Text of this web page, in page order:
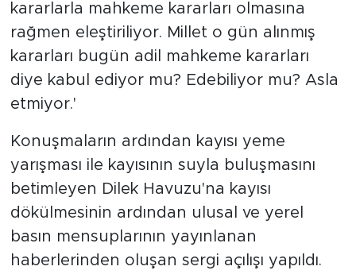
kararlarla mahkeme kararları olmasına
rağmen eleştiriliyor. Millet o gün alınmış
kararları bugün adil mahkeme kararları
diye kabul ediyor mu? Edebiliyor mu? Asla
etmiyor.'
Konuşmaların ardından kayısı yeme
yarışması ile kayısının suyla buluşmasını
betimleyen Dilek Havuzu'na kayısı
dökülmesinin ardından ulusal ve yerel
basın mensuplarının yayınlanan
haberlerinden oluşan sergi açılışı yapıldı.